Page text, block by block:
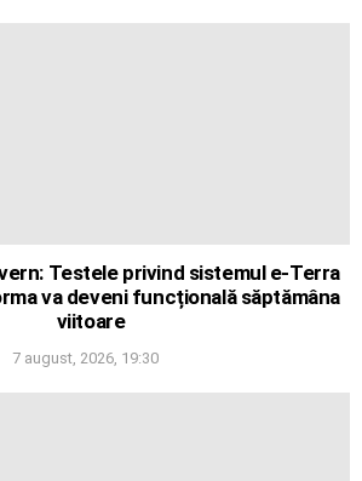
Testele privind sistemul e-Terra
va deveni funcțională săptămâna
viitoare
7 august, 2026, 19:30